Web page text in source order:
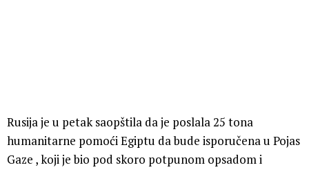
Rusija je u petak saopštila da je poslala 25 tona
humanitarne pomoći Egiptu da bude isporučena u Pojas
Gaze , koji je bio pod skoro potpunom opsadom i